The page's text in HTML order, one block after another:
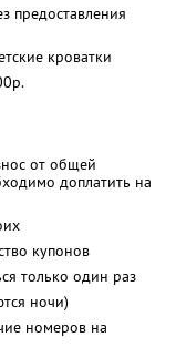
предоставления
кроватки
от общей
доплатить на
купонов
только один раз
ночи)
номеров на